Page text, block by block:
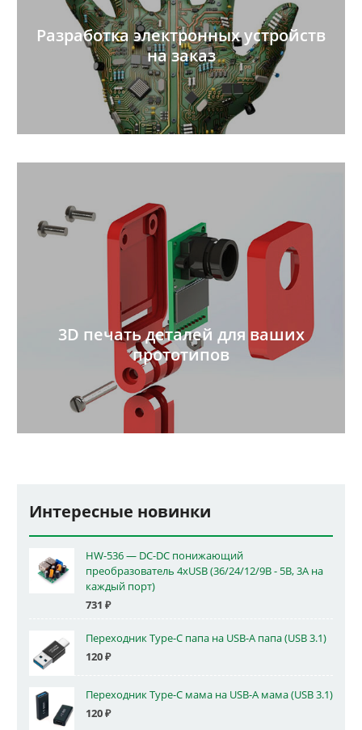
Разработка электронных устройств
на заказ
3D печать деталей для ваших
прототипов
Интересные новинки
HW-536 — DC-DC понижающий
преобразователь 4xUSB (36/24/12/9В - 5В, 3А на
каждый порт)
731 ₽
Переходник Type-C папа на USB-A папа (USB 3.1)
120₽
Переходник Type-C мама на USB-A мама (USB 3.1)
120₽